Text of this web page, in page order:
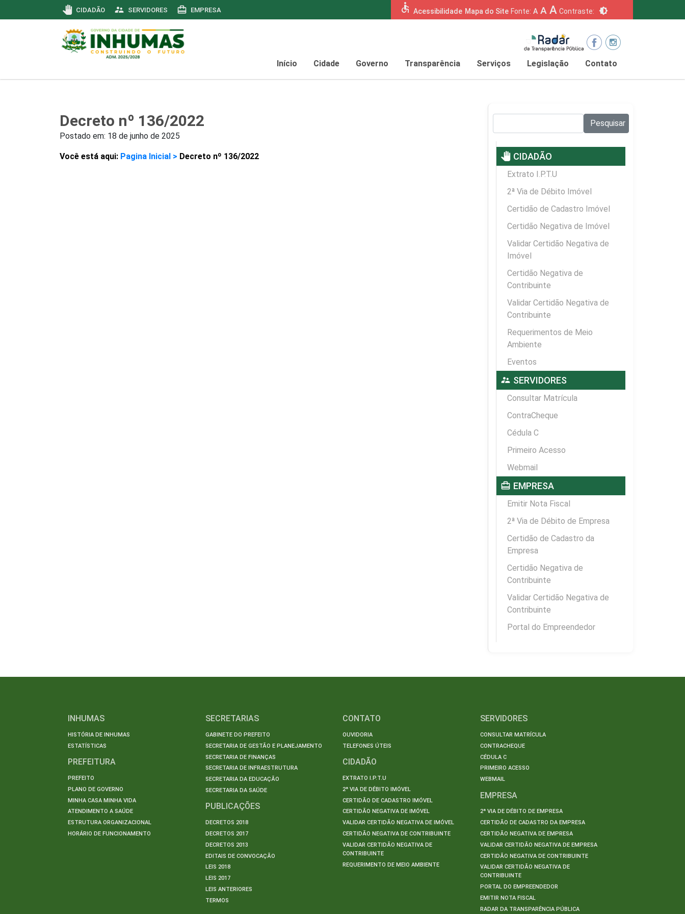
pan_tool CIDADÃO supervisor_account SERVIDORES card_travel EMPRESA accessible Acessibilidade Mapa do Site Fonte: A A A Contraste: brightness_6
Início Cidade Governo Transparência Serviços Legislação Contato
Decreto nº 136/2022
Postado em: 18 de junho de 2025
Você está aqui: Pagina Inicial > Decreto nº 136/2022
Pesquisar
pan_tool CIDADÃO
Extrato I.P.T.U
2ª Via de Débito Imóvel
Certidão de Cadastro Imóvel
Certidão Negativa de Imóvel
Validar Certidão Negativa de
Imóvel
Certidão Negativa de
Contribuinte
Validar Certidão Negativa de
Contribuinte
Requerimentos de Meio
Ambiente
Eventos
supervisor_account SERVIDORES
Consultar Matrícula
ContraCheque
Cédula C
Primeiro Acesso
Webmail
card_travel EMPRESA
Emitir Nota Fiscal
2ª Via de Débito de Empresa
Certidão de Cadastro da
Empresa
Certidão Negativa de
Contribuinte
Validar Certidão Negativa de
Contribuinte
Portal do Empreendedor
INHUMAS
HISTÓRIA DE INHUMAS
ESTATÍSTICAS
PREFEITURA
PREFEITO
PLANO DE GOVERNO
MINHA CASA MINHA VIDA
ATENDIMENTO A SAÚDE
ESTRUTURA ORGANIZACIONAL
HORÁRIO DE FUNCIONAMENTO
SECRETARIAS
GABINETE DO PREFEITO
SECRETARIA DE GESTÃO E PLANEJAMENTO
SECRETARIA DE FINANÇAS
SECRETARIA DE INFRAESTRUTURA
SECRETARIA DA EDUCAÇÃO
SECRETARIA DA SAÚDE
PUBLICAÇÕES
DECRETOS 2018
DECRETOS 2017
DECRETOS 2013
EDITAIS DE CONVOCAÇÃO
LEIS 2018
LEIS 2017
LEIS ANTERIORES
TERMOS
CONTATO
OUVIDORIA
TELEFONES ÚTEIS
CIDADÃO
EXTRATO I.P.T.U
2ª VIA DE DÉBITO IMÓVEL
CERTIDÃO DE CADASTRO IMÓVEL
CERTIDÃO NEGATIVA DE IMÓVEL
VALIDAR CERTIDÃO NEGATIVA DE IMÓVEL
CERTIDÃO NEGATIVA DE CONTRIBUINTE
VALIDAR CERTIDÃO NEGATIVA DE
CONTRIBUINTE
REQUERIMENTO DE MEIO AMBIENTE
SERVIDORES
CONSULTAR MATRÍCULA
CONTRACHEQUE
CÉDULA C
PRIMEIRO ACESSO
WEBMAIL
EMPRESA
2ª VIA DE DÉBITO DE EMPRESA
CERTIDÃO DE CADASTRO DA EMPRESA
CERTIDÃO NEGATIVA DE EMPRESA
VALIDAR CERTIDÃO NEGATIVA DE EMPRESA
CERTIDÃO NEGATIVA DE CONTRIBUINTE
VALIDAR CERTIDÃO NEGATIVA DE
CONTRIBUINTE
PORTAL DO EMPREENDEDOR
EMITIR NOTA FISCAL
RADAR DA TRANSPARÊNCIA PÚBLICA